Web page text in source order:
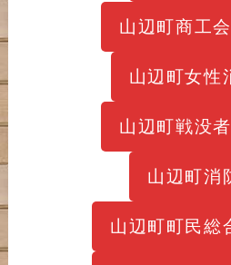
山辺町商工
山辺町女性
山辺町戦没
山辺町消
山辺町町民総